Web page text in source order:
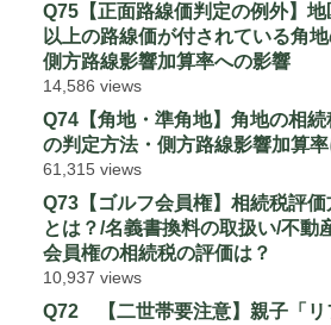
Q75【正面路線価判定の例外】
以上の路線価が付されている角
側方路線影響加算率への影響
14,586 views
Q74【角地・準角地】角地の相
の判定方法・側方路線影響加算
61,315 views
Q73【ゴルフ会員権】相続税評
とは？/名義書換料の取扱い/不動
会員権の相続税の評価は？
10,937 views
Q72 【二世帯要注意】親子「リ